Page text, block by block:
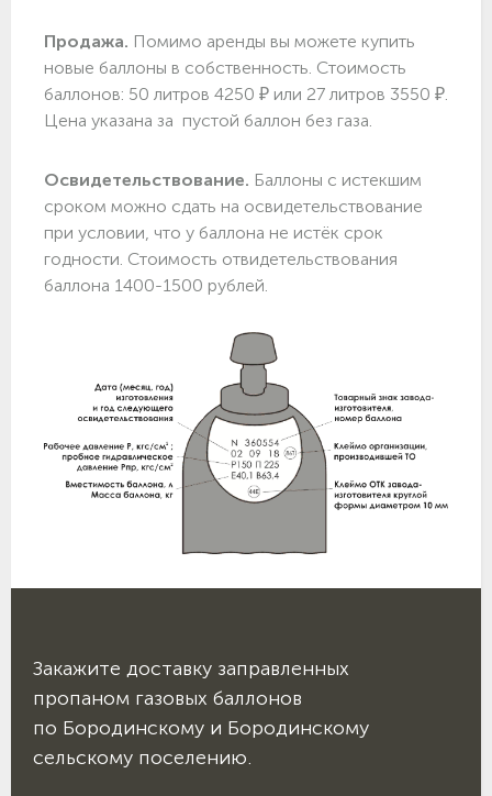
Продажа. Помимо аренды вы можете купить
новые баллоны в собственность. Стоимость
баллонов: 50 литров 4250 ₽ или 27 литров 3550 ₽.
Цена указана за пустой баллон без газа.
Освидетельствование. Баллоны с истекшим
сроком можно сдать на освидетельствование
при условии, что у баллона не истёк срок
годности. Стоимость отвидетельствования
баллона 1400-1500 рублей.
Закажите доставку заправленных
пропаном газовых баллонов
по Бородинскому и Бородинскому
сельскому поселению.